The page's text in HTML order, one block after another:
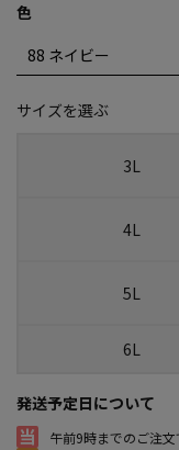
色
サイズを選ぶ
3L
4L
5L
6L
発送予定日について
午前9時までのご注